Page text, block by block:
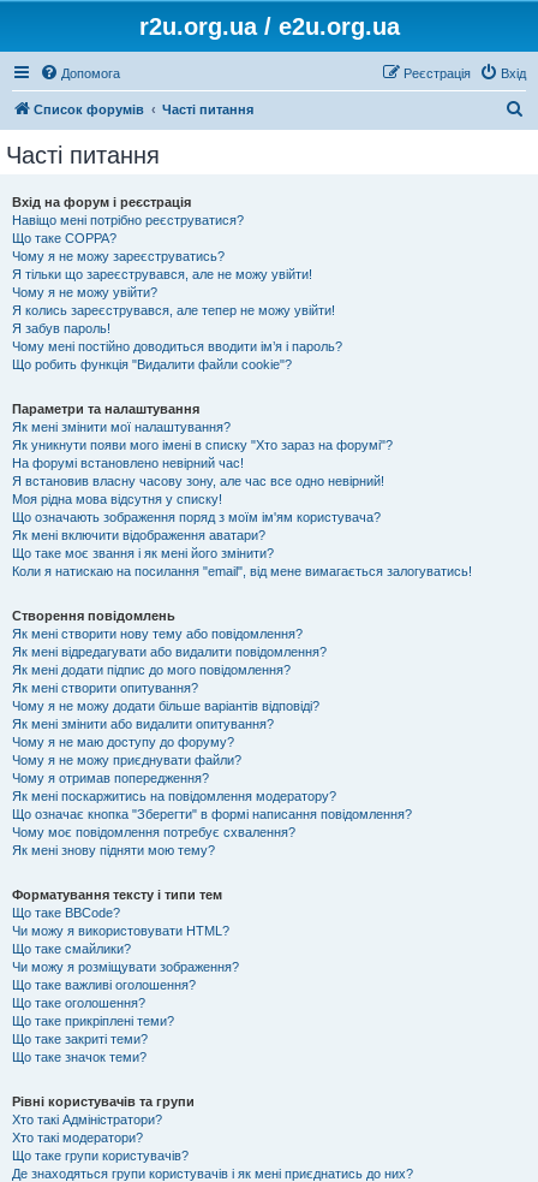
r2u.org.ua / e2u.org.ua
Допомога Вхід
Реєстрація
Список форумів Часті питання
Часті питання
Вхід на форум і реєстрація
Навіщо мені потрібно реєструватися?
Що таке COPPA?
Чому я не можу зареєструватись?
Я тільки що зареєструвався, але не можу увійти!
Чому я не можу увійти?
Я колись зареєструвався, але тепер не можу увійти!
Я забув пароль!
Чому мені постійно доводиться вводити ім’я і пароль?
Що робить функція "Видалити файли cookie"?
Параметри та налаштування
Як мені змінити мої налаштування?
Як уникнути появи мого імені в списку "Хто зараз на форумі"?
На форумі встановлено невірний час!
Я встановив власну часову зону, але час все одно невірний!
Моя рідна мова відсутня у списку!
Що означають зображення поряд з моїм ім'ям користувача?
Як мені включити відображення аватари?
Що таке моє звання і як мені його змінити?
Коли я натискаю на посилання "email", від мене вимагається залогуватись!
Створення повідомлень
Як мені створити нову тему або повідомлення?
Як мені відредагувати або видалити повідомлення?
Як мені додати підпис до мого повідомлення?
Як мені створити опитування?
Чому я не можу додати більше варіантів відповіді?
Як мені змінити або видалити опитування?
Чому я не маю доступу до форуму?
Чому я не можу приєднувати файли?
Чому я отримав попередження?
Як мені поскаржитись на повідомлення модератору?
Що означає кнопка "Зберегти" в формі написання повідомлення?
Чому моє повідомлення потребує схвалення?
Як мені знову підняти мою тему?
Форматування тексту і типи тем
Що таке BBCode?
Чи можу я використовувати HTML?
Що таке смайлики?
Чи можу я розміщувати зображення?
Що таке важливі оголошення?
Що таке оголошення?
Що таке прикріплені теми?
Що таке закриті теми?
Що таке значок теми?
Рівні користувачів та групи
Хто такі Адміністратори?
Хто такі модератори?
Що таке групи користувачів?
Де знаходяться групи користувачів і як мені приєднатись до них?